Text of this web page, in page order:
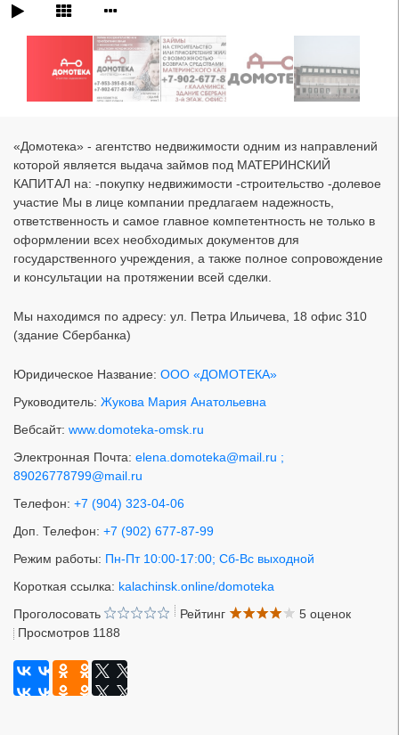
«Домотека» - агентство недвижимости одним из направлений
которой является выдача займов под МАТЕРИНСКИЙ
КАПИТАЛ на: -покупку недвижимости -строительство -долевое
участие Мы в лице компании предлагаем надежность,
ответственность и самое главное компетентность не только в
оформлении всех необходимых документов для
государственного учреждения, а также полное сопровождение
и консультации на протяжении всей сделки.
Мы находимся по адресу: ул. Петра Ильичева, 18 офис 310
(здание Сбербанка)
Юридическое Название: ООО «ДОМОТЕКА»
Руководитель: Жукова Мария Анатольевна
Вебсайт: www.domoteka-omsk.ru
Электронная Почта: elena.domoteka@mail.ru ;
89026778799@mail.ru
Телефон: +7 (904) 323-04-06
Доп. Телефон: +7 (902) 677-87-99
Режим работы: Пн-Пт 10:00-17:00; Сб-Вс выходной
Короткая ссылка: kalachinsk.online/domoteka
Проголосовать
Рейтинг
5 оценок
Просмотров 1188